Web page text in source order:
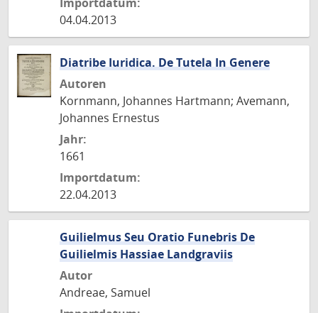
04.04.2013
Diatribe Iuridica. De Tutela In Genere
Autoren
Kornmann, Johannes Hartmann; Avemann,
Johannes Ernestus
Jahr:
1661
Importdatum:
22.04.2013
Guilielmus Seu Oratio Funebris De
Guilielmis Hassiae Landgraviis
Autor
Andreae, Samuel